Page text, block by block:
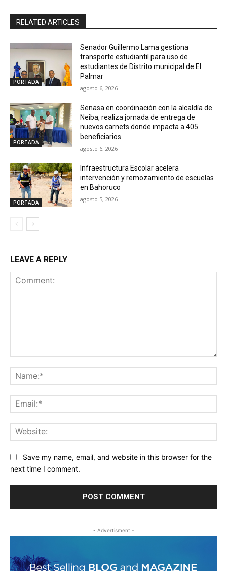
RELATED ARTICLES
PORTADA
Senador Guillermo Lama gestiona
transporte estudiantil para uso de
estudiantes de Distrito municipal de El
Palmar
agosto 6, 2026
PORTADA
Senasa en coordinación con la alcaldía de
Neiba, realiza jornada de entrega de
nuevos carnets donde impacta a 405
beneficiarios
agosto 6, 2026
PORTADA
Infraestructura Escolar acelera
intervención y remozamiento de escuelas
en Bahoruco
agosto 5, 2026
LEAVE A REPLY
Save my name, email, and website in this browser for the
next time I comment.
- Advertisment -